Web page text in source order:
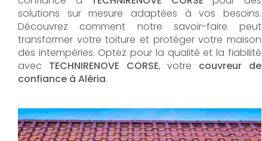
solutions sur mesure adaptées à vos besoins.
Découvrez comment notre savoir-faire peut
transformer votre toiture et protéger votre maison
des intempéries. Optez pour la qualité et la fiabilité
avec TECHNIRENOVE CORSE, votre couvreur de
confiance à Aléria.